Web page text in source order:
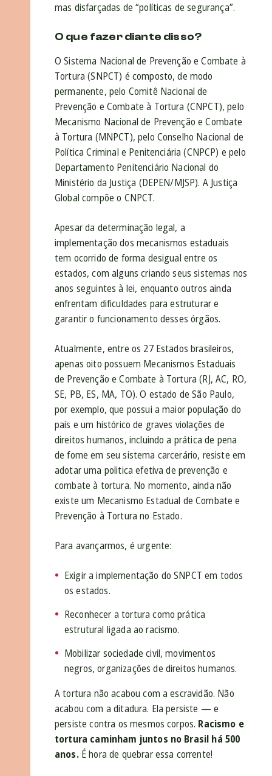
mas disfarçadas de “políticas de segurança”.
O que fazer diante disso?
O Sistema Nacional de Prevenção e Combate à
Tortura (SNPCT) é composto, de modo
permanente, pelo Comitê Nacional de
Prevenção e Combate à Tortura (CNPCT), pelo
Mecanismo Nacional de Prevenção e Combate
à Tortura (MNPCT), pelo Conselho Nacional de
Política Criminal e Penitenciária (CNPCP) e pelo
Departamento Penitenciário Nacional do
Ministério da Justiça (DEPEN/MJSP). A Justiça
Global compõe o CNPCT.
Apesar da determinação legal, a
implementação dos mecanismos estaduais
tem ocorrido de forma desigual entre os
estados, com alguns criando seus sistemas nos
anos seguintes à lei, enquanto outros ainda
enfrentam dificuldades para estruturar e
garantir o funcionamento desses órgãos.
Atualmente, entre os 27 Estados brasileiros,
apenas oito possuem Mecanismos Estaduais
de Prevenção e Combate à Tortura (RJ, AC, RO,
SE, PB, ES, MA, TO). O estado de São Paulo,
por exemplo, que possui a maior população do
país e um histórico de graves violações de
direitos humanos, incluindo a prática de pena
de fome em seu sistema carcerário, resiste em
adotar uma politica efetiva de prevenção e
combate à tortura. No momento, ainda não
existe um Mecanismo Estadual de Combate e
Prevenção à Tortura no Estado.
Para avançarmos, é urgente:
Exigir a implementação do SNPCT em todos
os estados.
Reconhecer a tortura como prática
estrutural ligada ao racismo.
Mobilizar sociedade civil, movimentos
negros, organizações de direitos humanos.
A tortura não acabou com a escravidão. Não
acabou com a ditadura. Ela persiste — e
persiste contra os mesmos corpos. Racismo e
tortura caminham juntos no Brasil há 500
anos.É hora de quebrar essa corrente!